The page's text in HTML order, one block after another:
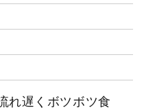
れ遅くボツボツ食